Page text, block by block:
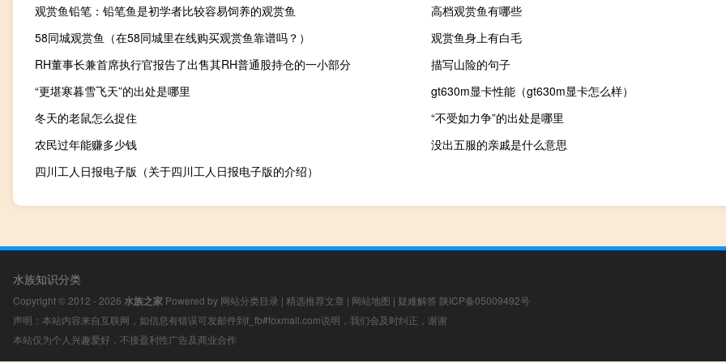
观赏鱼铅笔：铅笔鱼是初学者比较容易饲养的观赏鱼
高档观赏鱼有哪些
58同城观赏鱼（在58同城里在线购买观赏鱼靠谱吗？）
观赏鱼身上有白毛
RH董事长兼首席执行官报告了出售其RH普通股持仓的一小部分
描写山险的句子
“更堪寒暮雪飞天”的出处是哪里
gt630m显卡性能（gt630m显卡怎么样）
冬天的老鼠怎么捉住
“不受如力争”的出处是哪里
农民过年能赚多少钱
没出五服的亲戚是什么意思
四川工人日报电子版（关于四川工人日报电子版的介绍）
水族知识分类
Copyright © 2012 - 2026 水族之家 Powered by 网站分类目录 | 精选推荐文章 | 网站地图 | 疑难解答 陕ICP备05009492号
声明：本站内容来自互联网，如信息有错误可发邮件到f_fb#foxmail.com说明，我们会及时纠正，谢谢
本站仅为个人兴趣爱好，不接盈利性广告及商业合作